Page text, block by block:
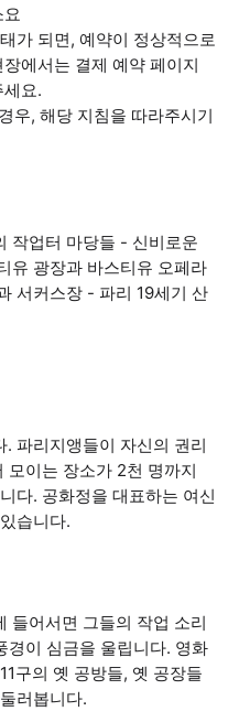
가 되면, 예약이 정상적으로
에서는 결제 예약 페이지
요.
우, 해당 지침을 따라주시기
작업터 마당들 - 신비로운
유 광장과 바스티유 오페라
서커스장 - 파리 19세기 산
파리지앵들이 자신의 권리
모이는 장소가 2천 명까지
다. 공화정을 대표하는 여신
습니다.
들어서면 그들의 작업 소리
경이 심금을 울립니다. 영화
구의 옛 공방들, 옛 공장들
러봅니다.